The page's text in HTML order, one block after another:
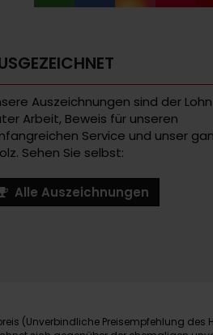
Auszeichnungen sind der Lohn
Arbeit, Beweis für unseren
Service und unser
Sehen Sie selbst:
Alle Auszeichnungen
(Unverbindliche Preisempfehlung des